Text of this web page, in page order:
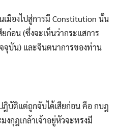
มืองไปสู่การมี Constitution นั้น
ก่อน (ซึ่งจะเห็นว่ากระแสการ
บัน) และจินตนาการของท่าน
บัติแต่ถูกจับได้เสียก่อน คือ กบฎ
กุฎเกล้าเจ้าอยู่หัวจะทรงมี